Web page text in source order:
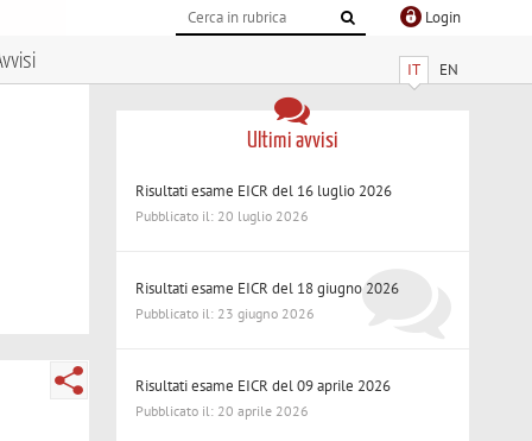
Login
IT EN
Ultimi avvisi
Risultati esame EICR del 16 luglio 2026
Pubblicato il: 20 luglio 2026
Risultati esame EICR del 18 giugno 2026
Pubblicato il: 23 giugno 2026
Risultati esame EICR del 09 aprile 2026
Pubblicato il: 20 aprile 2026